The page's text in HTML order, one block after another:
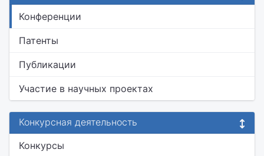
Конференции
Патенты
Публикации
Участие в научных проектах
Конкурсная деятельность
Конкурсы